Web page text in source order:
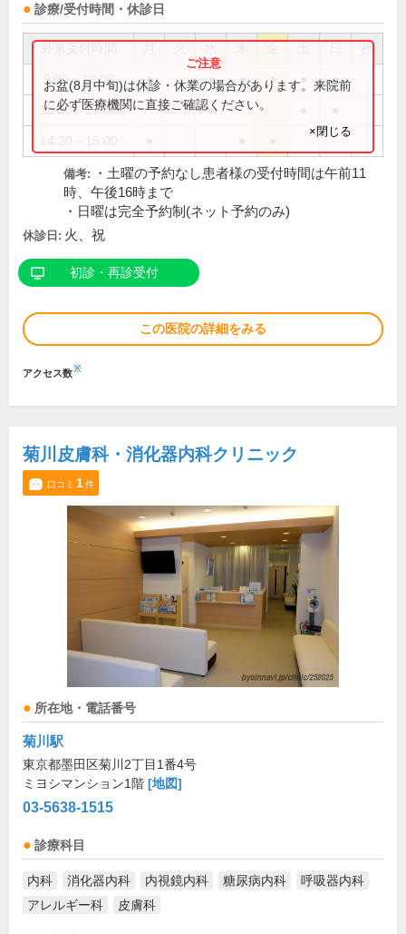
診療/受付時間・休診日
祝
9:00～12:00 ● ● ● ● ●
13:30～17:00 ●
お盆(8月中旬)は休診・休業の場合があります。来院前
に必ず医療機関に直接ご確認ください。
×閉じる
備考:
・土曜の予約なし患者様の受付時間は午前11
時、午後16時まで
・日曜は完全予約制(ネット予約のみ)
休診日: 火、祝
初診・再診受付
この医院の詳細をみる
アクセス数※
菊川皮膚科・消化器内科クリニック
口コミ 1件
所在地・電話番号
菊川駅
東京都墨田区菊川2丁目1番4号
ミヨシマンション1階 [地図]
03-5638-1515
診療科目
内科 消化器内科 内視鏡内科 糖尿病内科
呼吸器内科
アレルギー科
皮膚科